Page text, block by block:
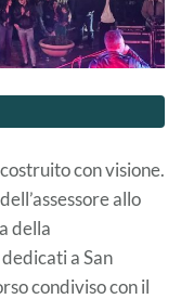
con visione.
allo
della
a San
condiviso con il